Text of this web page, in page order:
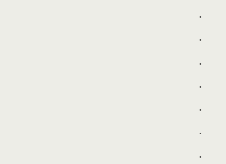
.
.
.
.
.
.
.